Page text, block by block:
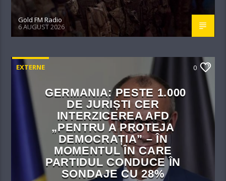
Gold FM Radio
6 AUGUST 2026
EXTERNE 0
GERMANIA: PESTE 1.000
DE JURIȘTI CER
INTERZICEREA AFD
„PENTRU A PROTEJA
DEMOCRAȚIA” – ÎN
MOMENTUL ÎN CARE
PARTIDUL CONDUCE ÎN
SONDAJE CU 28%